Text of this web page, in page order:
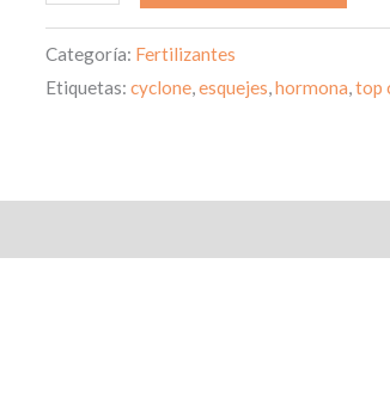
Categoría: Fertilizantes
Etiquetas: cyclone,esquejes,hormona,top